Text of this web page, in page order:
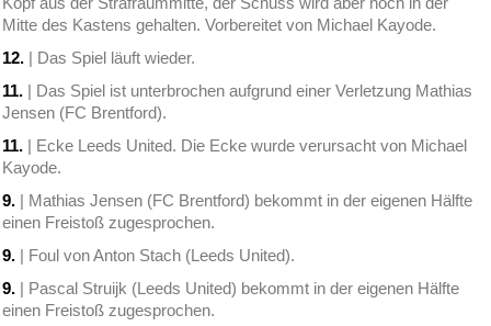
Mitte des Kastens gehalten. Vorbereitet von Michael Kayode.
12. | Das Spiel läuft wieder.
11. | Das Spiel ist unterbrochen aufgrund einer Verletzung Mathias
Jensen (FC Brentford).
11. | Ecke Leeds United. Die Ecke wurde verursacht von Michael
Kayode.
9. | Mathias Jensen (FC Brentford) bekommt in der eigenen Hälfte
einen Freistoß zugesprochen.
9. | Foul von Anton Stach (Leeds United).
9. | Pascal Struijk (Leeds United) bekommt in der eigenen Hälfte
einen Freistoß zugesprochen.